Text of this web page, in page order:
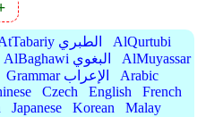
AtTabariy الطبري
AlQurtubi
AlBaghawi البغوي
AlMuyassar
Grammar الإعراب
Arabic
Czech English
French
Japanese Korean
Malay